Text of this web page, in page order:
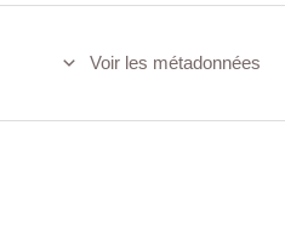
Voir les métadonnées